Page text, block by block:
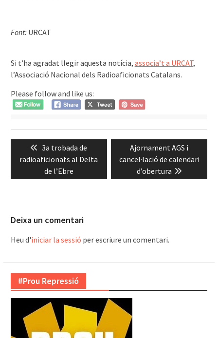
Font: URCAT
Si t’ha agradat llegir aquesta notícia, associa’t a URCAT,
l’Associació Nacional dels Radioaficionats Catalans.
Please follow and like us:
d'entradesPrevious
post:
3a trobada de
radioaficionats al Delta
de l’Ebre
Next
post:
Ajornament AGS i
cancel·lació de calendari
d’obertura
Deixa un comentari
Heu d'iniciar la sessió per escriure un comentari.
#Prou Repressió